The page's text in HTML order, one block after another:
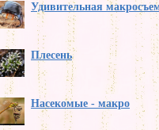
Удивительная
Плесень
Насекомые - макро